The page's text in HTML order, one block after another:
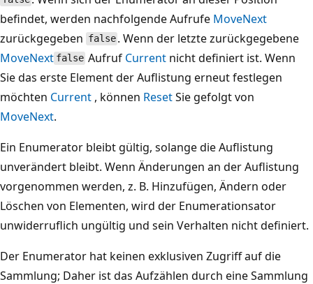
befindet, werden nachfolgende Aufrufe MoveNext
zurückgegeben false . Wenn der letzte zurückgegebene
MoveNext false Aufruf Current nicht definiert ist. Wenn
Sie das erste Element der Auflistung erneut festlegen
möchten Current , können ResetSie gefolgt von
MoveNext.
Ein Enumerator bleibt gültig, solange die Auflistung
unverändert bleibt. Wenn Änderungen an der Auflistung
vorgenommen werden, z. B. Hinzufügen, Ändern oder
Löschen von Elementen, wird der Enumerationsator
unwiderruflich ungültig und sein Verhalten nicht definiert.
Der Enumerator hat keinen exklusiven Zugriff auf die
Sammlung; Daher ist das Aufzählen durch eine Sammlung